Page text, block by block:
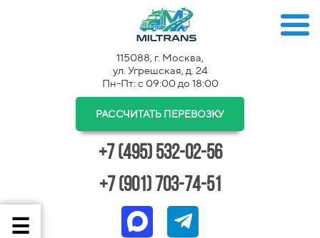
115088, г. Москва,
ул. Угрешская, д. 24
Пн-Пт: с 09:00 до 18:00
РАССЧИТАТЬ ПЕРЕВОЗКУ
+7 (495) 532-02-56
+7 (901) 703-74-51